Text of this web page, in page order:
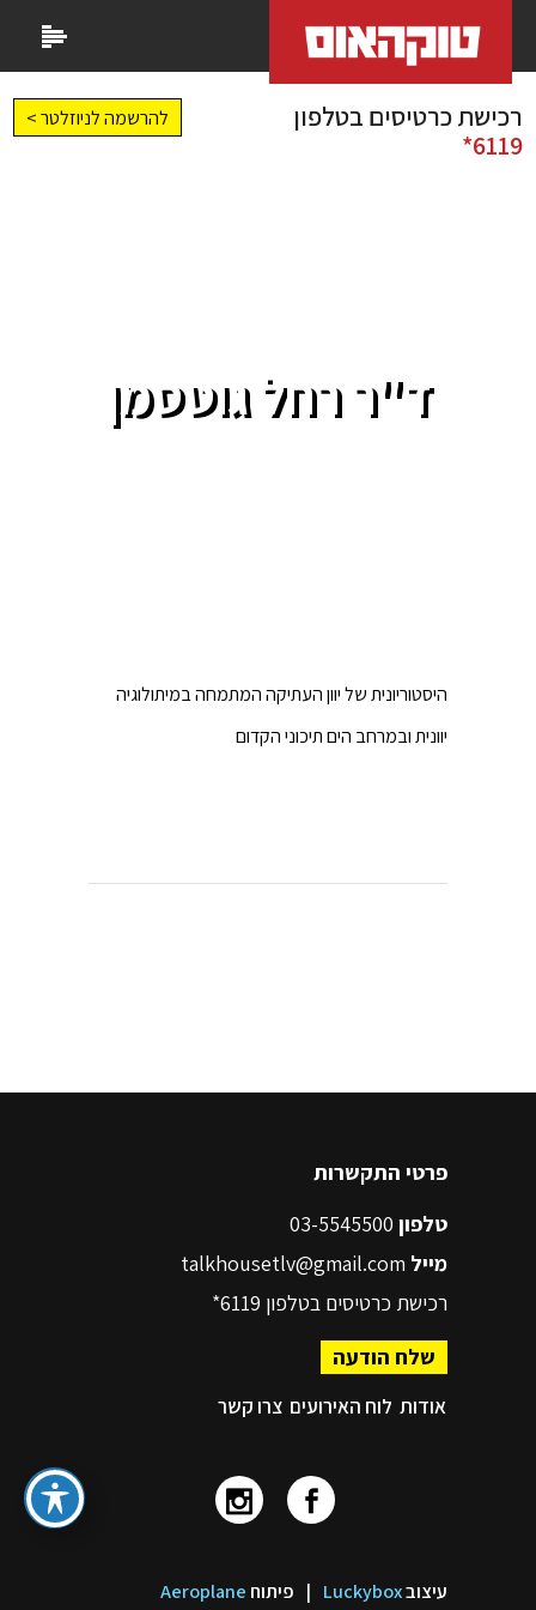
רכישת כרטיסים בטלפון
6119*
להרשמה לניוזלטר >
ד"ר רחל גוטסמן
היסטוריונית של יוון העתיקה המתמחה במיתולוגיה
יוונית ובמרחב הים תיכוני הקדום
פרטי התקשרות
טלפון
מייל talkhousetlv@gmail.com
רכישת כרטיסים בטלפון 6119*
שלח הודעה
אודות לוח האירועים צרו קשר
עיצובLuckybox
| פיתוח Aeroplane